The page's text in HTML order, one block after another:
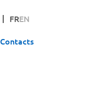
FREN
Contacts